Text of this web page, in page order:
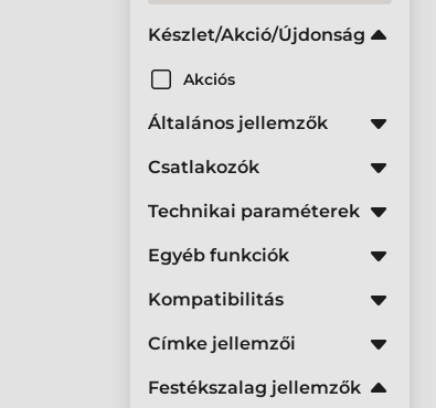
Készlet/Akció/Újdonság
Akciós
Általános jellemzők
Csatlakozók
Technikai paraméterek
Egyéb funkciók
Kompatibilitás
Címke jellemzői
Festékszalag jellemzők